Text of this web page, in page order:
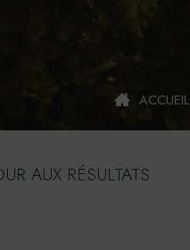
ACCUEIL
AUX RÉSULTATS